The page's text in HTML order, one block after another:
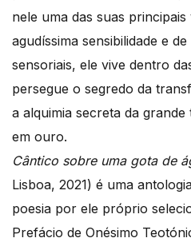
nele uma das suas principais
agudíssima sensibilidade e
sensoriais, ele vive dentro
persegue o segredo da
a alquimia secreta da
em ouro.
Cântico sobre uma gota de
Lisboa, 2021) é uma
poesia por ele próprio
Prefácio de Onésimo